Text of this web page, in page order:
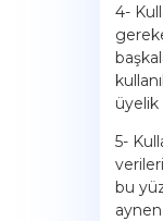
4-
üyelik
5-
bu